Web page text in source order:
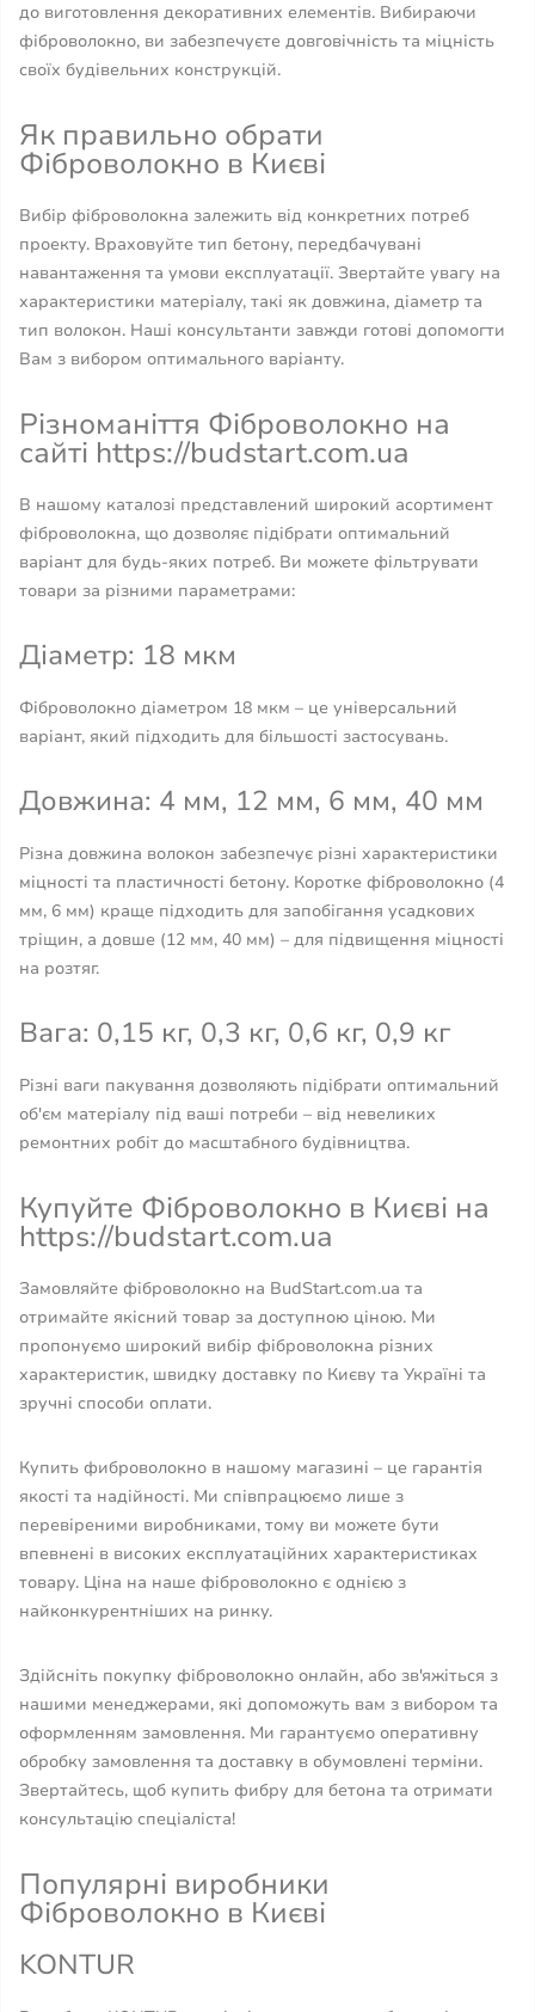
до виготовлення декоративних елементів. Вибираючи
фіброволокно, ви забезпечуєте довговічність та міцність
своїх будівельних конструкцій.
Як правильно обрати
Фіброволокно в Києві
Вибір фіброволокна залежить від конкретних потреб
проекту. Враховуйте тип бетону, передбачувані
навантаження та умови експлуатації. Звертайте увагу на
характеристики матеріалу, такі як довжина, діаметр та
тип волокон. Наші консультанти завжди готові допомогти
Вам з вибором оптимального варіанту.
Різноманіття Фіброволокно на
сайті https://budstart.com.ua
В нашому каталозі представлений широкий асортимент
фіброволокна, що дозволяє підібрати оптимальний
варіант для будь-яких потреб. Ви можете фільтрувати
товари за різними параметрами:
Діаметр: 18 мкм
Фіброволокно діаметром 18 мкм – це універсальний
варіант, який підходить для більшості застосувань.
Довжина: 4 мм, 12 мм, 6 мм, 40 мм
Різна довжина волокон забезпечує різні характеристики
міцності та пластичності бетону. Коротке фіброволокно (4
мм, 6 мм) краще підходить для запобігання усадкових
тріщин, а довше (12 мм, 40 мм) – для підвищення міцності
на розтяг.
Вага: 0,15 кг, 0,3 кг, 0,6 кг, 0,9 кг
Різні ваги пакування дозволяють підібрати оптимальний
об'єм матеріалу під ваші потреби – від невеликих
ремонтних робіт до масштабного будівництва.
Купуйте Фіброволокно в Києві на
https://budstart.com.ua
Замовляйте фіброволокно на BudStart.com.ua та
отримайте якісний товар за доступною ціною. Ми
пропонуємо широкий вибір фіброволокна різних
характеристик, швидку доставку по Києву та Україні та
зручні способи оплати.
Купить фиброволокно в нашому магазині – це гарантія
якості та надійності. Ми співпрацюємо лише з
перевіреними виробниками, тому ви можете бути
впевнені в високих експлуатаційних характеристиках
товару. Ціна на наше фіброволокно є однією з
найконкурентніших на ринку.
Здійсніть покупку фіброволокно онлайн, або зв'яжіться з
нашими менеджерами, які допоможуть вам з вибором та
оформленням замовлення. Ми гарантуємо оперативну
обробку замовлення та доставку в обумовлені терміни.
Звертайтесь, щоб купить фибру для бетона та отримати
консультацію спеціаліста!
Популярні виробники
Фіброволокно в Києві
KONTUR